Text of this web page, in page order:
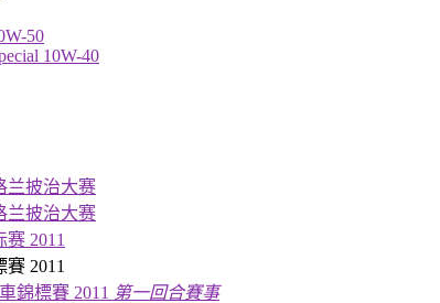
50
10W-40
兰披治大赛
兰披治大赛
2011
2011
錦標賽 2011 第一回合賽事